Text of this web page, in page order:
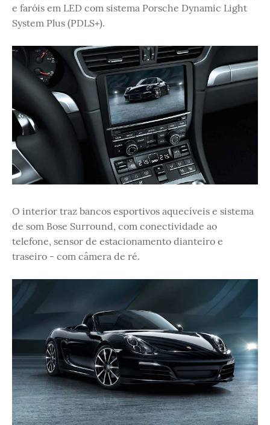
e faróis em LED com sistema Porsche Dynamic Light
System Plus (PDLS+).
O interior traz bancos esportivos aquecíveis e sistema
de som Bose Surround, com conectividade ao
telefone, sensor de estacionamento dianteiro e
traseiro - com câmera de ré.